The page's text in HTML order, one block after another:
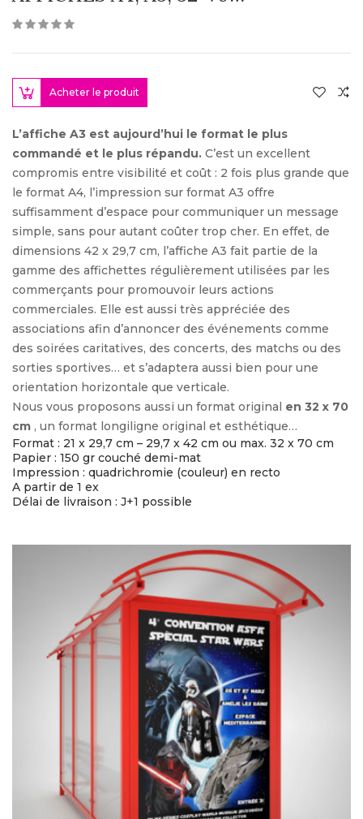
Acheter le produit
L’affiche A3 est aujourd’hui le format le plus
commandé et le plus répandu. C’est un excellent
compromis entre visibilité et coût : 2 fois plus grande que
le format A4, l’impression sur format A3 offre
suffisamment d’espace pour communiquer un message
simple, sans pour autant coûter trop cher. En effet, de
dimensions 42 x 29,7 cm, l’affiche A3 fait partie de la
gamme des affichettes régulièrement utilisées par les
commerçants pour promouvoir leurs actions
commerciales. Elle est aussi très appréciée des
associations afin d’annoncer des événements comme
des soirées caritatives, des concerts, des matchs ou des
sorties sportives… et s’adaptera aussi bien pour une
orientation horizontale que verticale.
Nous vous proposons aussi un format original en 32 x 70
cm , un format longiligne original et esthétique…
Format : 21 x 29,7 cm – 29,7 x 42 cm ou max. 32 x 70 cm
Papier : 150 gr couché demi-mat
Impression : quadrichromie (couleur) en recto
A partir de 1 ex
Délai de livraison : J+1 possible